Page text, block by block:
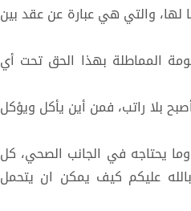
والتي هي عبارة عن عقد بين
المماطلة بهذا الحق تحت أي
بلا راتب، فمن أين يأكل ويؤكل
وما يحتاجه في الجانب الصحي، كل
عليكم كيف يمكن ان يتحمل